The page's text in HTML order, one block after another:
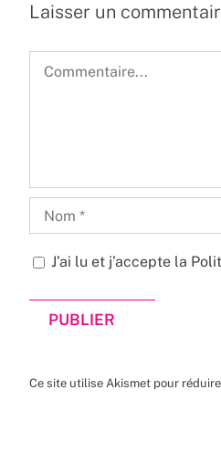
Laisser un
J’ai lu et j’accepte la
Ce site utilise Akismet pour